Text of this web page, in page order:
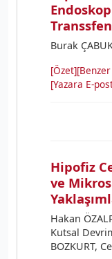
Burak
[Özet]
[Yazara E-
Hipofiz
ve
Hakan
Kutsal
BOZKURT,